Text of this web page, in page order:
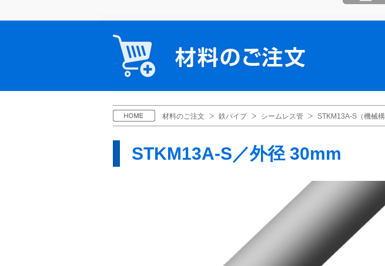
ス
ル
材
料
H
O
E
材料のご注文 鉄パイプ シームレス管 STKM13A-S（機械
STKM13A-S／外径 30mm